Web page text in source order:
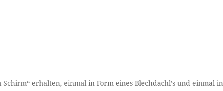
erhalten, einmal in Form eines Blechdachl’s und einmal in